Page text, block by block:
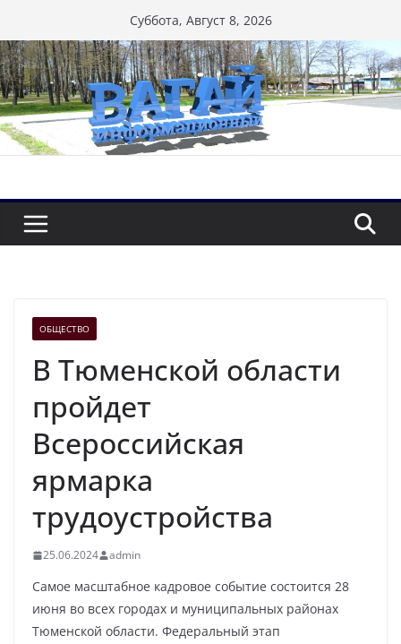
к
содержимому
Суббота, Август 8, 2026
ОБЩЕСТВО
В Тюменской области
пройдет
Всероссийская
ярмарка
трудоустройства
25.06.2024 admin
Самое масштабное кадровое событие состоится 28
июня во всех городах и муниципальных районах
Тюменской области. Федеральный этап